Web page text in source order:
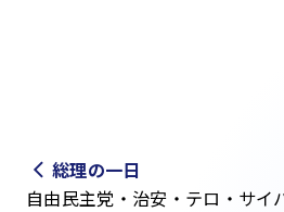
総理の一日
自由民主党・治安・テロ・サイ